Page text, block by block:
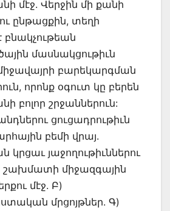
մէջ. Վերջին մի քանի
ընթացքին, տեղի
բնակչութեան
մասնակցութիւն
բարեկարգման
որոնք օգուտ կը բերեն
բոլոր շրջաններուն:
ցուցադրութիւն
բեմի վրայ.
կրցաւ յաջողութիւններու
շախմատի միջազգային
մէջ. Բ)
մրցոյթներ. Գ)